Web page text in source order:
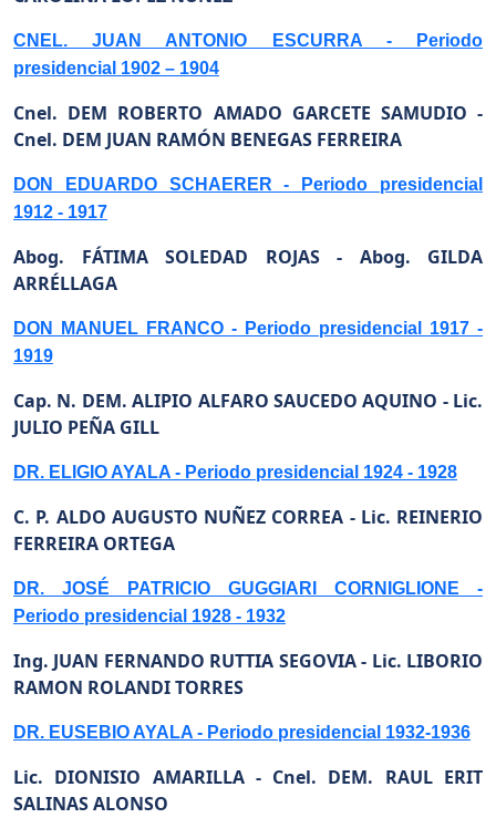
CNEL. JUAN ANTONIO ESCURRA - Periodo
presidencial 1902 – 1904
Cnel. DEM ROBERTO AMADO GARCETE SAMUDIO -
Cnel. DEM JUAN RAMÓN BENEGAS FERREIRA
DON EDUARDO SCHAERER - Periodo presidencial
1912 - 1917
Abog. FÁTIMA SOLEDAD ROJAS - Abog. GILDA
ARRÉLLAGA
DON MANUEL FRANCO - Periodo presidencial 1917 -
1919
Cap. N. DEM. ALIPIO ALFARO SAUCEDO AQUINO - Lic.
JULIO PEÑA GILL
DR. ELIGIO AYALA - Periodo presidencial 1924 - 1928
C. P. ALDO AUGUSTO NUÑEZ CORREA - Lic. REINERIO
FERREIRA ORTEGA
DR. JOSÉ PATRICIO GUGGIARI CORNIGLIONE -
Periodo presidencial 1928 - 1932
Ing. JUAN FERNANDO RUTTIA SEGOVIA - Lic. LIBORIO
RAMON ROLANDI TORRES
DR. EUSEBIO AYALA - Periodo presidencial 1932-1936
Lic. DIONISIO AMARILLA - Cnel. DEM. RAUL ERIT
SALINAS ALONSO